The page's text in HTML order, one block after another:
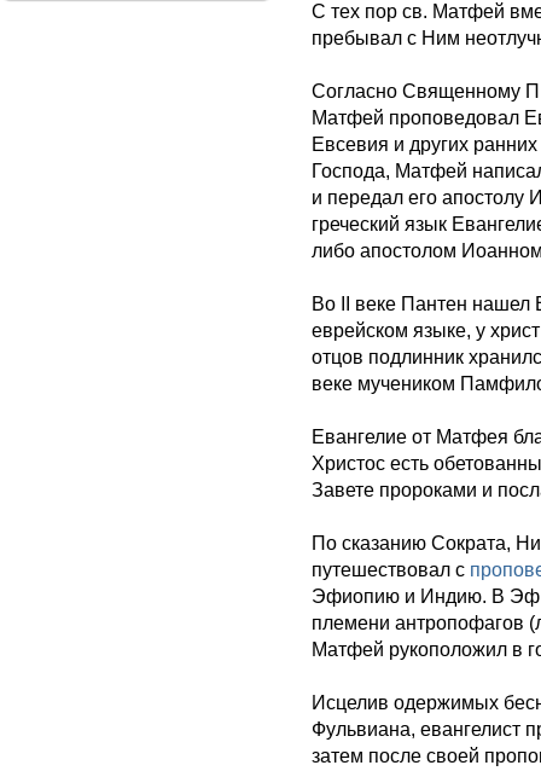
С тех пор св. Матфей
пребывал с Ним
Согласно Священному
Матфей проповедовал
Евсевия и других
Господа, Матфей
и передал его апостолу
греческий язык
либо апостолом
Во II веке Пантен нашел
еврейском языке, у
отцов подлинник
веке мучеником
Евангелие от Матфея
Христос есть
Завете пророками и
По сказанию Сократа,
путешествовал с
Эфиопию и Индию. В
племени антропофагов
Матфей рукоположил в
Исцелив одержимых
Фульвиана, евангелист
затем после своей